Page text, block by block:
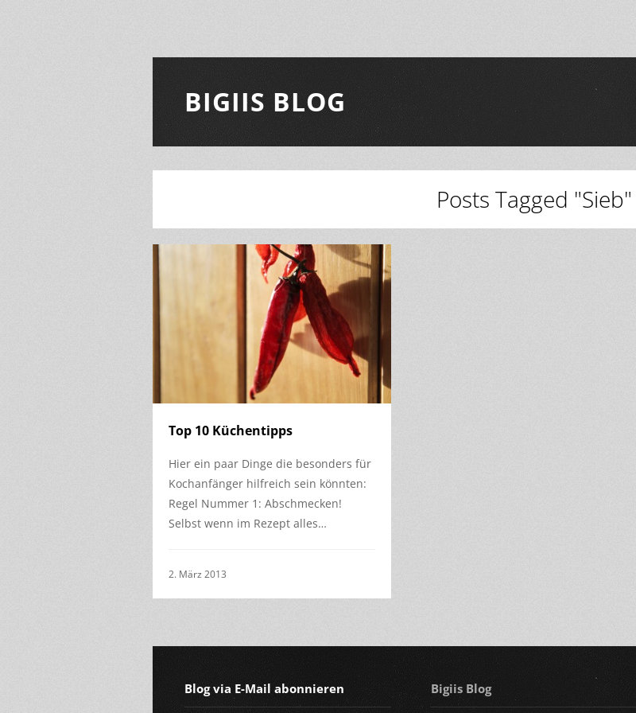
BIGIIS BLOG
Posts Tagged "Sieb"
Top 10 Küchentipps
Hier ein paar Dinge die besonders für
Kochanfänger hilfreich sein könnten:
Regel Nummer 1: Abschmecken!
Selbst wenn im Rezept alles…
2. März 2013
Blog via E-Mail abonnieren Bigiis Blog